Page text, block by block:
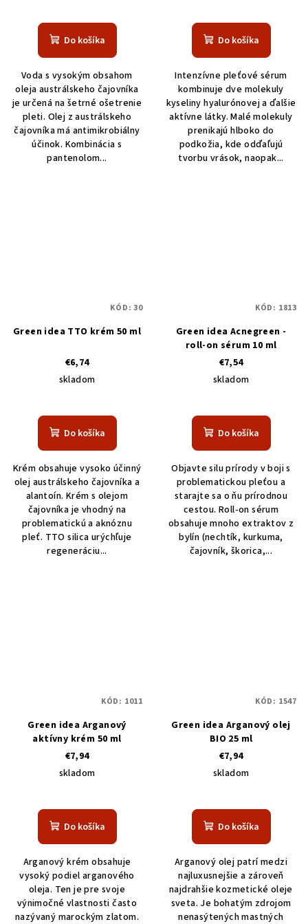
Do košíka
Voda s vysokým obsahom
oleja austrálskeho čajovníka
je určená na šetrné ošetrenie
pleti. Olej z austrálskeho
čajovníka má antimikrobiálny
účinok. Kombinácia s
pantenolom...
hodnotenie
produktu
z
5
hviezdičiek.
Do košíka
Intenzívne pleťové sérum
kombinuje dve molekuly
kyseliny hyalurónovej a ďalšie
aktívne látky. Malé molekuly
prenikajú hlboko do
podkožia, kde odďaľujú
tvorbu vrások, naopak...
Green idea TTO krém 50 ml
€6,74
skladom
Do košíka
Krém obsahuje vysoko účinný
olej austrálskeho čajovníka a
alantoín. Krém s olejom
čajovníka je vhodný na
problematickú a aknóznu
pleť. TTO silica urýchľuje
regeneráciu...
KÓD:30
Green idea Acnegreen -
roll-on sérum 10 ml
€7,54
skladom
Do košíka
Objavte silu prírody v boji s
problematickou pleťou a
starajte sa o ňu prírodnou
cestou. Roll-on sérum
obsahuje mnoho extraktov z
bylín (nechtík, kurkuma,
čajovník, škorica,...
KÓD: 1813
Green idea Arganový
aktívny krém 50 ml
€7,94
skladom
Do košíka
Arganový krém obsahuje
vysoký podiel arganového
oleja. Ten je pre svoje
výnimočné vlastnosti často
nazývaný marockým zlatom.
KÓD: 1011
Green idea Arganový olej
BIO 25 ml
€7,94
skladom
Do košíka
Arganový olej patrí medzi
najluxusnejšie a zároveň
najdrahšie kozmetické oleje
sveta. Je bohatým zdrojom
nenasýtených mastných
KÓD: 1547